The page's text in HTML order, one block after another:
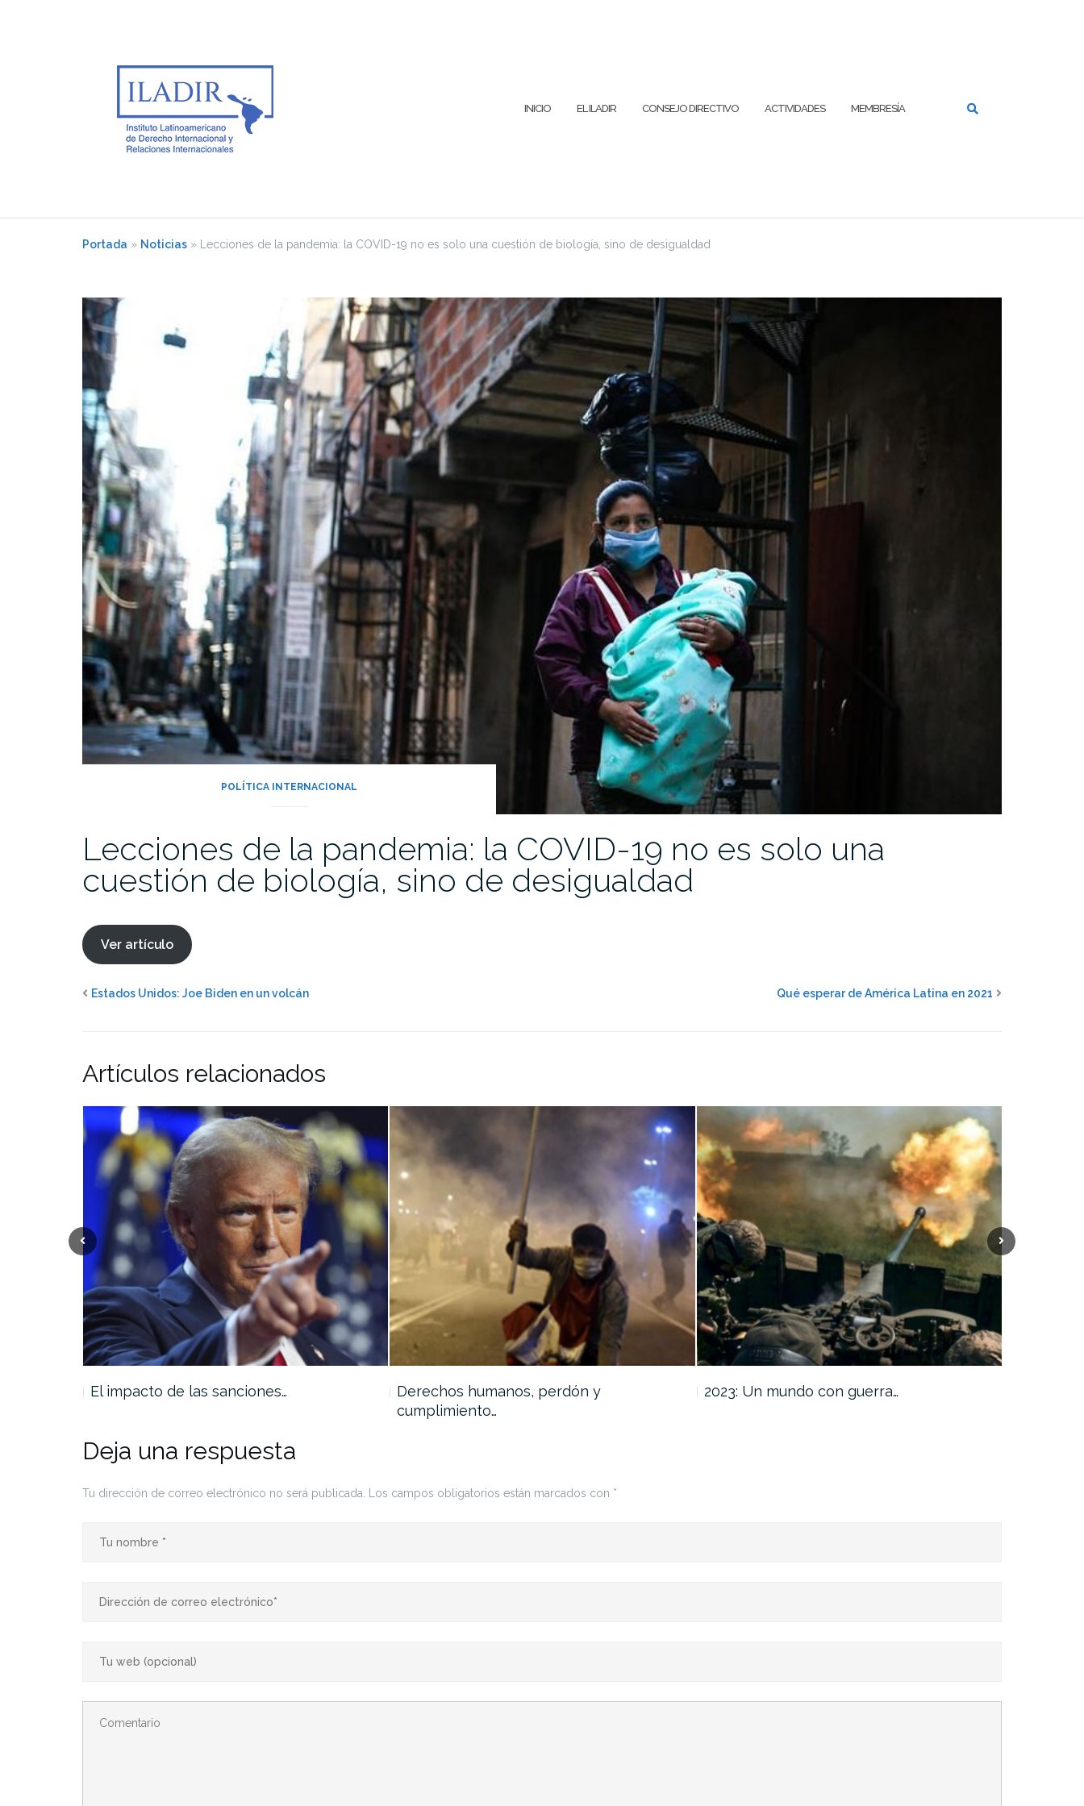
INICIO EL ILADIR CONSEJO DIRECTIVO ACTIVIDADES MEMBRESÍA
Portada » Noticias » Lecciones de la pandemia: la COVID-19 no es solo una cuestión de biología, sino de desigualdad
POLÍTICA INTERNACIONAL
Lecciones de la pandemia: la COVID-19 no es solo una
cuestión de biología, sino de desigualdad
Ver artículo
Estados Unidos: Joe Biden en un volcán Qué esperar de América Latina en 2021
Artículos relacionados
El impacto de las sanciones…
Derechos humanos, perdón y
cumplimiento…
2023: Un mundo con guerra…
Deja una respuesta
Tu dirección de correo electrónico no será publicada. Los campos obligatorios están marcados con *